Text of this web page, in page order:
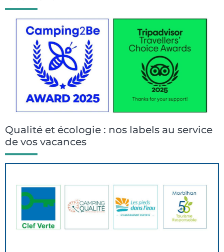
Qualité et écologie : nos labels au service
de vos vacances